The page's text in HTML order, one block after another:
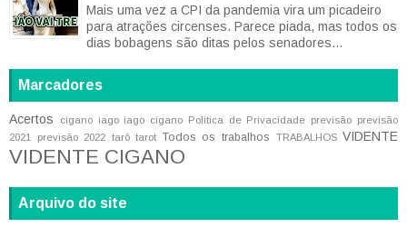
Mais uma vez a CPI da pandemia vira um picadeiro
para atrações circenses. Parece piada, mas todos os
dias bobagens são ditas pelos senadores...
Marcadores
Acertos cigano iago iago cigano Política de Privacidade previsão previsão
2021
previsão 2022 tarô tarot Todos os trabalhos TRABALHOS VIDENTE
VIDENTE CIGANO
Arquivo do site